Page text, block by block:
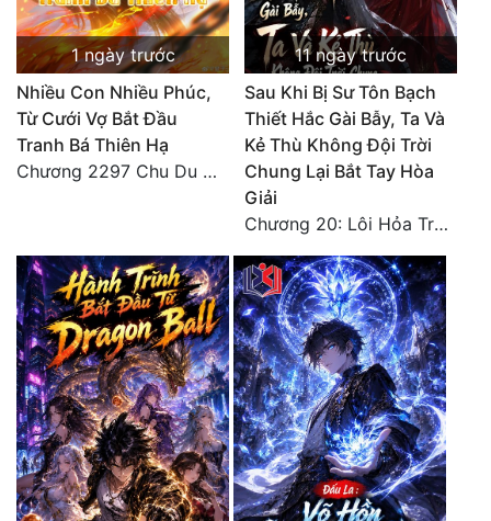
1 ngày trước
Nhiều Con Nhiều Phúc,
Từ Cưới Vợ Bắt Đầu
Tranh Bá Thiên Hạ
Chương 2297 Chu Du Du mang thai
11 ngày trước
Sau Khi Bị Sư Tôn Bạch
Thiết Hắc Gài Bẫy, Ta Và
Kẻ Thù Không Đội Trời
Chung Lại Bắt Tay Hòa
Giải
Chương 20: Lôi Hỏa Trường Minh (Hết)